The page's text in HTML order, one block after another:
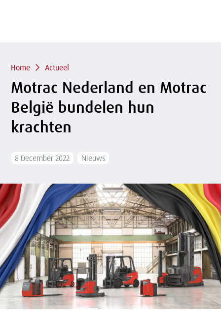
gaan
Kruimelpad
Home Actueel
Motrac Nederland en Motrac
België bundelen hun
krachten
8 December 2022 Nieuws